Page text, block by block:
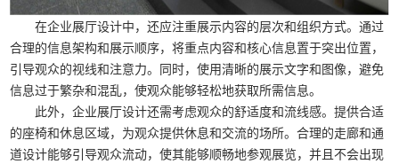
在企业展厅设计中，还应注重展示内容的层次和组织方式。通过
合理的信息架构和展示顺序，将重点内容和核心信息置于突出位置，
引导观众的视线和注意力。同时，使用清晰的展示文字和图像，避免
信息过于繁杂和混乱，使观众能够轻松地获取所需信息。
此外，企业展厅设计还需考虑观众的舒适度和流线感。提供合适
的座椅和休息区域，为观众提供休息和交流的场所。合理的走廊和通
道设计能够引导观众流动，使其能够顺畅地参观展览，并且不会出现